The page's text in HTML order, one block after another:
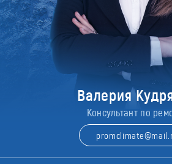
Валерия
Консультант по